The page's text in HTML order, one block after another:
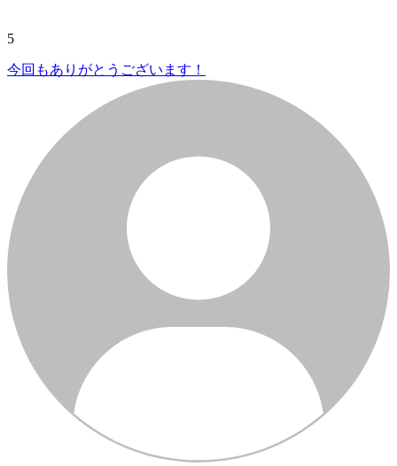
5
今回もありがとうございます！